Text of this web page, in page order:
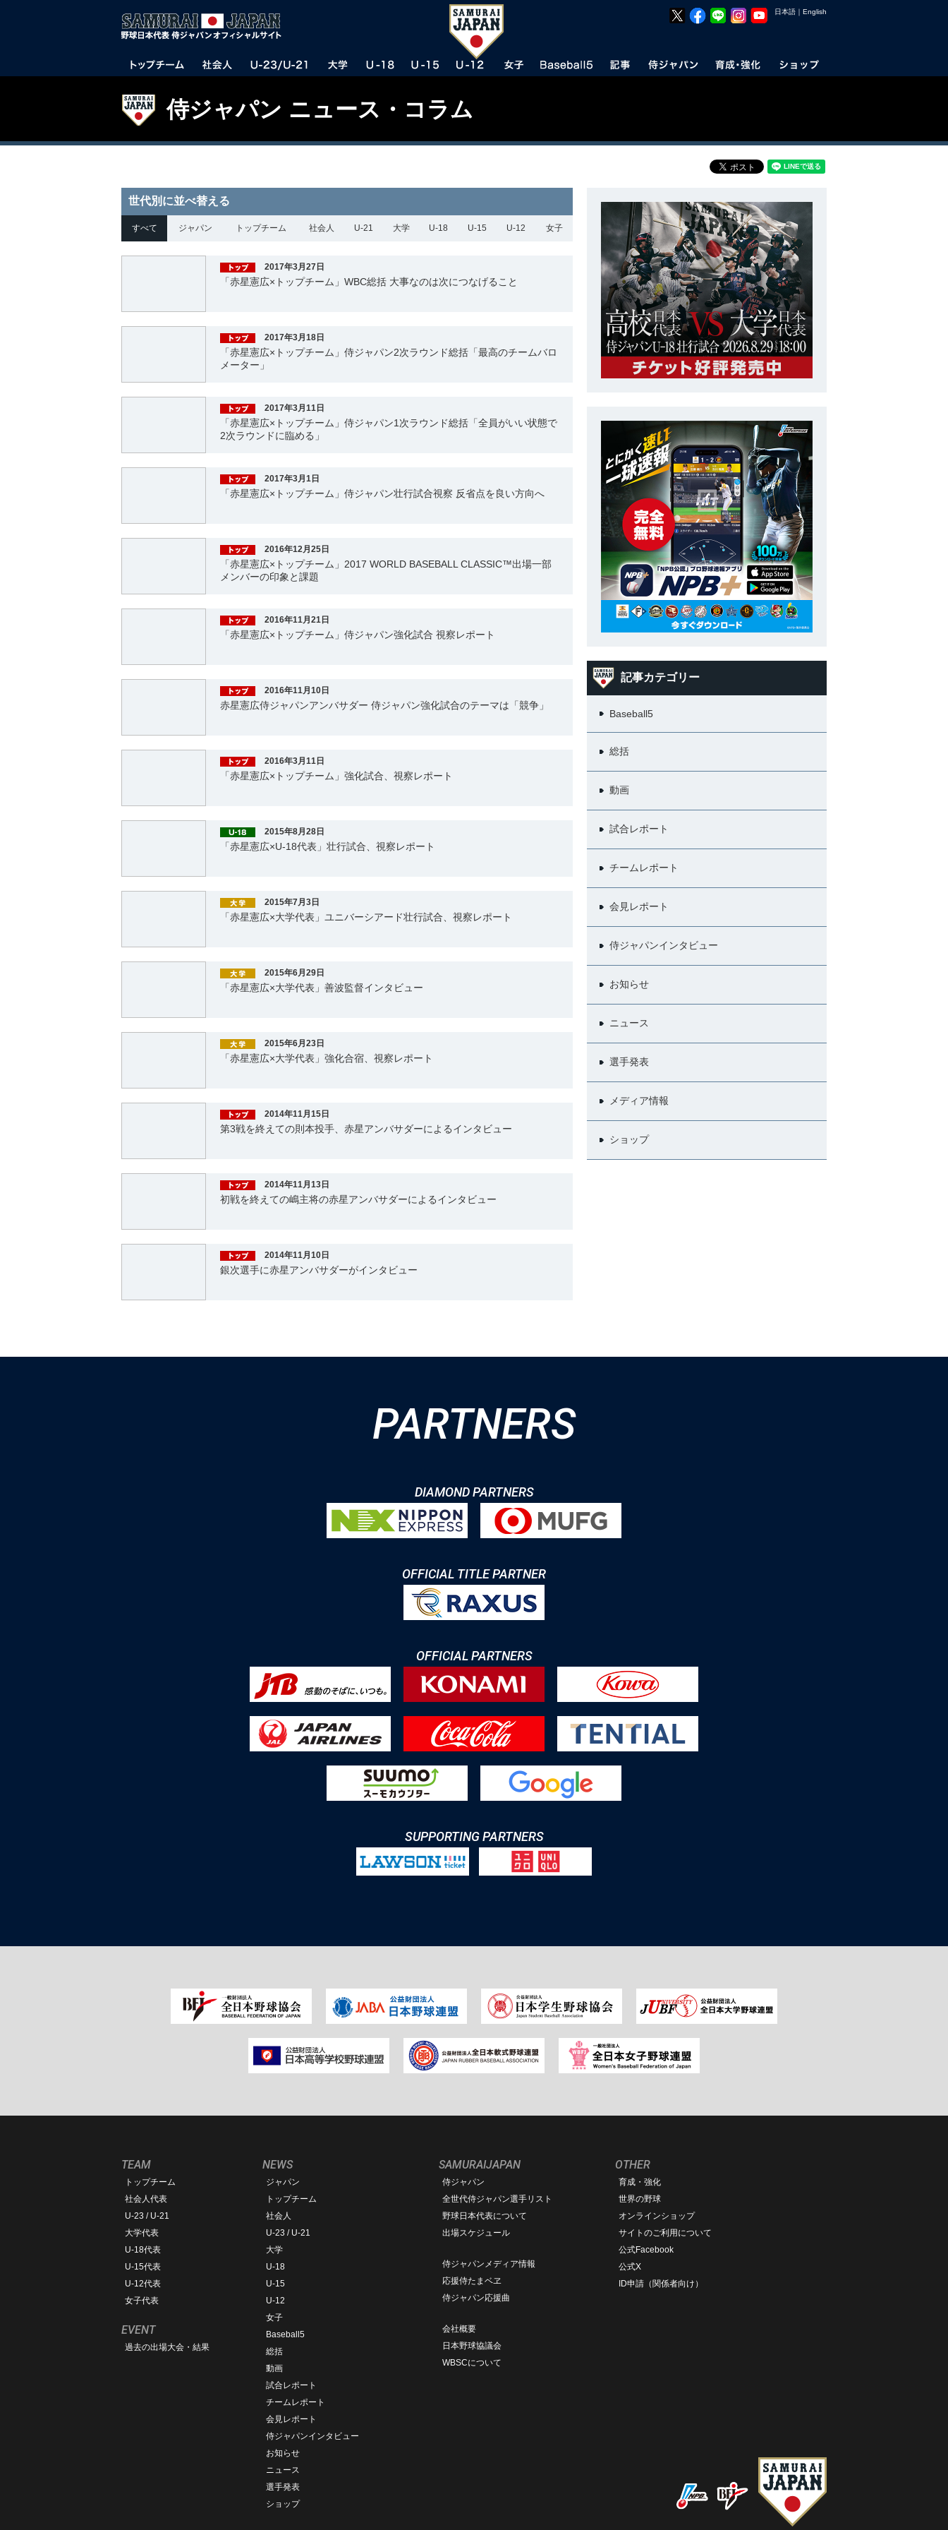
日本語 ｜ English
侍ジャパン ニュース・コラム
世代別に並べ替える
すべて ジャパン トップチーム 社会人 U-21 大学 U-18 U-15 U-12 女子
2017年3月27日
「赤星憲広×トップチーム」WBC総括 大事なのは次につなげること
2017年3月18日
「赤星憲広×トップチーム」侍ジャパン2次ラウンド総括「最高のチームバロ
メーター」
2017年3月11日
「赤星憲広×トップチーム」侍ジャパン1次ラウンド総括「全員がいい状態で
2次ラウンドに臨める」
2017年3月1日
「赤星憲広×トップチーム」侍ジャパン壮行試合視察 反省点を良い方向へ
2016年12月25日
「赤星憲広×トップチーム」2017 WORLD BASEBALL CLASSIC™出場一部
メンバーの印象と課題
2016年11月21日
「赤星憲広×トップチーム」侍ジャパン強化試合 視察レポート
2016年11月10日
赤星憲広侍ジャパンアンバサダー 侍ジャパン強化試合のテーマは「競争」
2016年3月11日
「赤星憲広×トップチーム」強化試合、視察レポート
2015年8月28日
「赤星憲広×U-18代表」壮行試合、視察レポート
2015年7月3日
「赤星憲広×大学代表」ユニバーシアード壮行試合、視察レポート
2015年6月29日
「赤星憲広×大学代表」善波監督インタビュー
2015年6月23日
「赤星憲広×大学代表」強化合宿、視察レポート
2014年11月15日
第3戦を終えての則本投手、赤星アンバサダーによるインタビュー
2014年11月13日
初戦を終えての嶋主将の赤星アンバサダーによるインタビュー
2014年11月10日
銀次選手に赤星アンバサダーがインタビュー
記事カテゴリー
Baseball5
総括
動画
試合レポート
チームレポート
会見レポート
侍ジャパンインタビュー
お知らせ
ニュース
選手発表
メディア情報
ショップ
PARTNERS
DIAMOND PARTNERS
OFFICIAL TITLE PARTNER
OFFICIAL PARTNERS
SUPPORTING PARTNERS
TEAM
トップチーム
社会人代表
U-23 / U-21
大学代表
U-18代表
U-15代表
U-12代表
女子代表
EVENT
過去の出場大会・結果
NEWS
ジャパン
トップチーム
社会人
U-23 / U-21
大学
U-18
U-15
U-12
女子
Baseball5
総括
動画
試合レポート
チームレポート
会見レポート
侍ジャパンインタビュー
お知らせ
ニュース
選手発表
ショップ
SAMURAIJAPAN
侍ジャパン
全世代侍ジャパン選手リスト
野球日本代表について
出場スケジュール
侍ジャパンメディア情報
応援侍たまベヱ
侍ジャパン応援曲
会社概要
日本野球協議会
WBSCについて
OTHER
育成・強化
世界の野球
オンラインショップ
サイトのご利用について
公式Facebook
公式X
ID申請（関係者向け）